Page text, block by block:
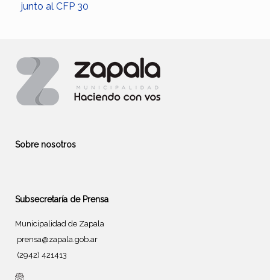
junto al CFP 30
Sobre nosotros
Subsecretaría de Prensa
Municipalidad de Zapala
prensa@zapala.gob.ar
(2942) 421413